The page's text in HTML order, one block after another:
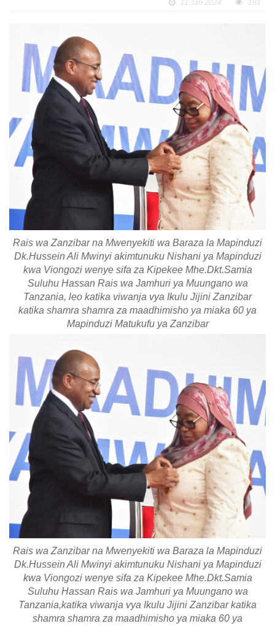
11 Jan 2024 161
Rais wa Zanzibar na Mwenyekiti wa Baraza la Mapinduzi
Dk.Hussein Ali Mwinyi akimtunuku Nishani ya Mapinduzi
kwa Viongozi wenye sifa za Kipekee Mhe.Dkt.Samia
Suluhu Hassan Rais wa Jamhuri ya Muungano wa
Tanzania, leo katika viwanja vya Ikulu Jijini Zanzibar
katika shamra shamra za maadhimisho ya miaka 60 ya
Mapinduzi Matukufu ya Zanzibar
Rais wa Zanzibar na Mwenyekiti wa Baraza la Mapinduzi
Dk.Hussein Ali Mwinyi akimtunuku Nishani ya Mapinduzi
kwa Viongozi wenye sifa za Kipekee Mhe.Dkt.Samia
Suluhu Hassan Rais wa Jamhuri ya Muungano wa
Tanzania,katika viwanja vya Ikulu Jijini Zanzibar katika
shamra shamra za maadhimisho ya miaka 60 ya